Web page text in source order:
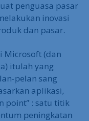
penguasa pasar
inovasi
dan pasar.
Microsoft (dan
itulah yang
pelan sang
aplikasi,
point” : satu titik
peningkatan